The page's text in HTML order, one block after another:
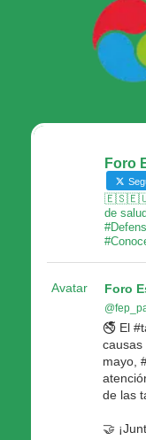
Foro
de
Avatar Foro
🚭 El
causas
mayo,
de las
🤝